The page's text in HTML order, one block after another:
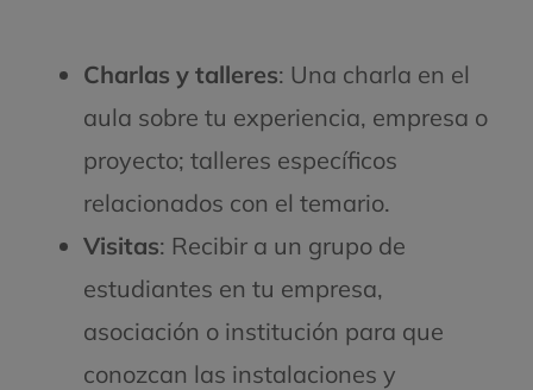
Charlas y talleres: Una charla en el
aula sobre tu experiencia, empresa o
proyecto; talleres específicos
relacionados con el temario.
Visitas: Recibir a un grupo de
estudiantes en tu empresa,
asociación o institución para que
conozcan las instalaciones y